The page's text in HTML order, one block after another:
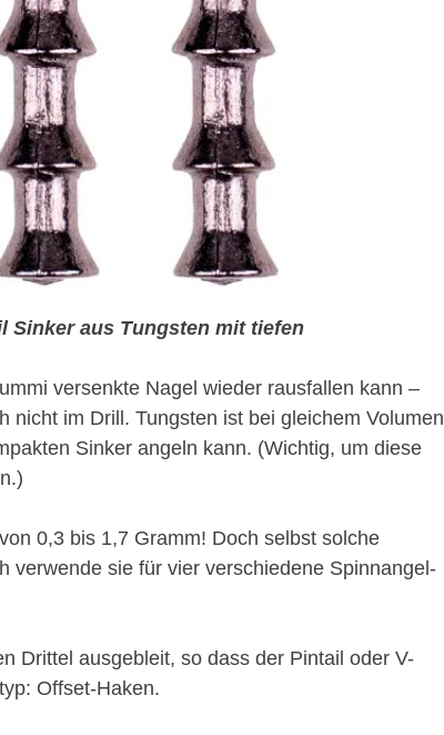
Sinker aus Tungsten mit tiefen
versenkte Nagel wieder rausfallen kann –
nicht im Drill. Tungsten ist bei gleichem Volumen
Sinker angeln kann. (Wichtig, um diese
0,3 bis 1,7 Gramm! Doch selbst solche
verwende sie für vier verschiedene Spinnangel-
Drittel ausgebleit, so dass der Pintail oder V-
Offset-Haken.